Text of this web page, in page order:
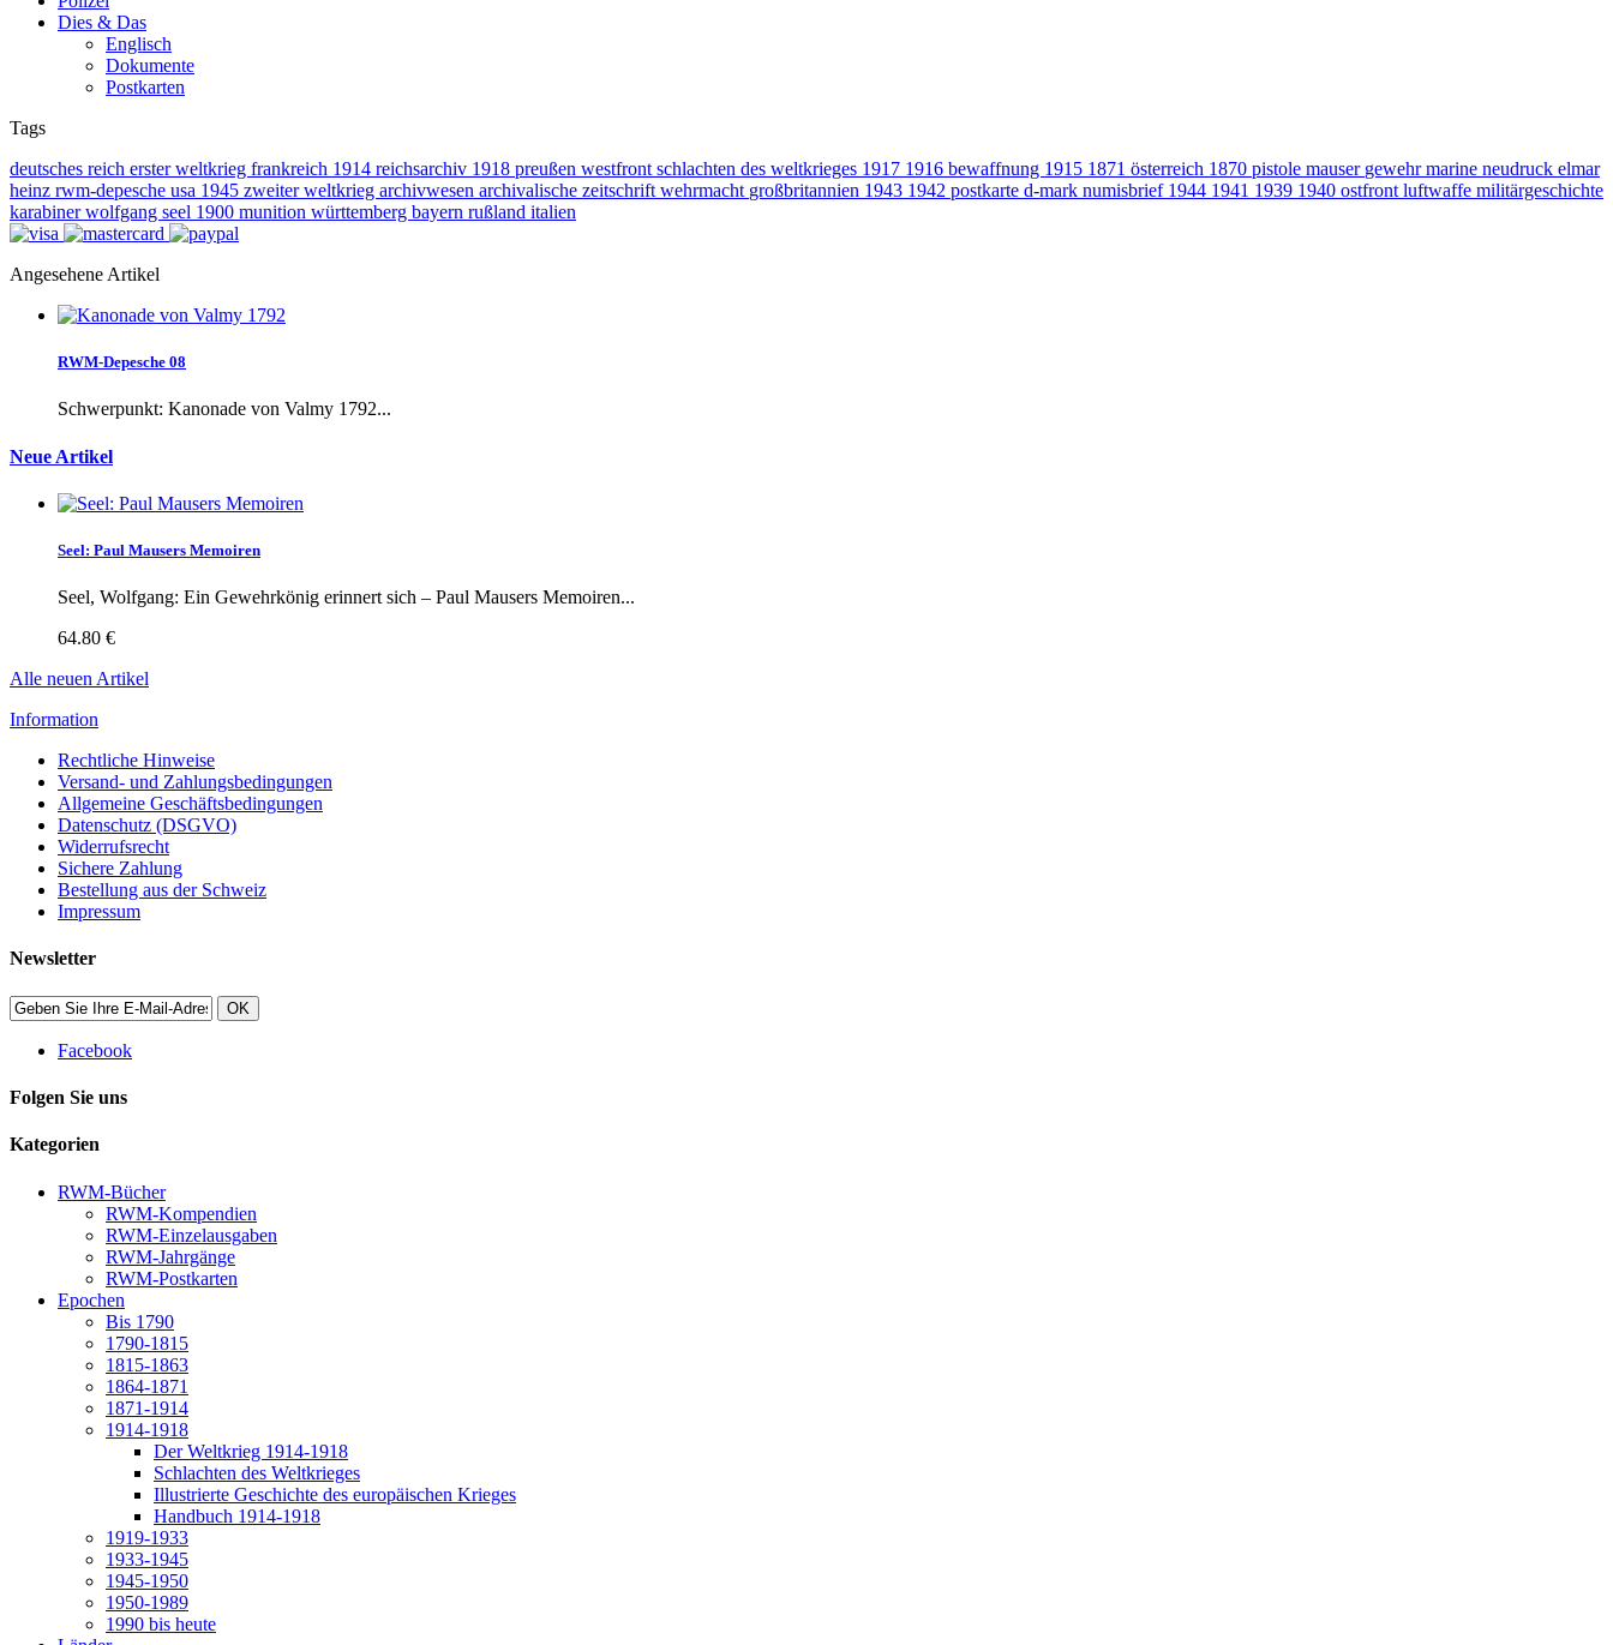
Dies & Das
Englisch
Dokumente
Postkarten
Tags
deutsches reich erster weltkrieg frankreich 1914 reichsarchiv 1918 preußen westfront schlachten des weltkrieges 1917 1916 bewaffnung 1915 1871 österreich 1870 pistole mauser gewehrmarine neudruck elmar
heinz rwm-depesche usa 1945 zweiter weltkrieg archivwesen archivalische zeitschrift wehrmacht großbritannien 1943 1942 postkarte d-mark numisbrief 1944 1941 1939 1940 ostfront luftwaffe militärgeschichte
karabinerwolfgang seel 1900 munition württemberg bayern rußland italien
Angesehene Artikel
RWM-Depesche 08
Schwerpunkt: Kanonade von Valmy 1792...
Neue Artikel
Seel: Paul Mausers Memoiren
Seel, Wolfgang: Ein Gewehrkönig erinnert sich – Paul Mausers Memoiren...
64.80 €
Alle neuen Artikel
Information
Rechtliche Hinweise
Versand- und Zahlungsbedingungen
Allgemeine Geschäftsbedingungen
Datenschutz (DSGVO)
Widerrufsrecht
Sichere Zahlung
Bestellung aus der Schweiz
Impressum
Newsletter
OK
Facebook
Folgen Sie uns
Kategorien
RWM-Bücher
RWM-Kompendien
RWM-Einzelausgaben
RWM-Jahrgänge
RWM-Postkarten
Epochen
Bis 1790
1790-1815
1815-1863
1864-1871
1871-1914
1914-1918
Der Weltkrieg 1914-1918
Schlachten des Weltkrieges
Illustrierte Geschichte des europäischen Krieges
Handbuch 1914-1918
1919-1933
1933-1945
1945-1950
1950-1989
1990 bis heute